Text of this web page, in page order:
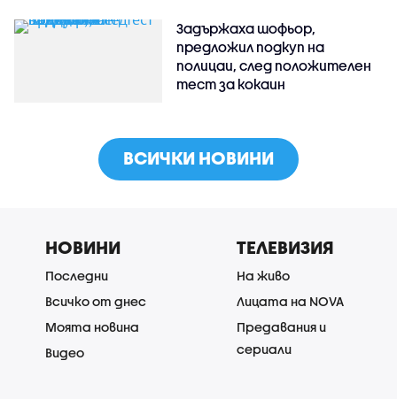
Задържаха шофьор,
предложил подкуп на
полицаи, след положителен
тест за кокаин
ВСИЧКИ НОВИНИ
НОВИНИ
Последни
Всичко от днес
Моята новина
Видео
ТЕЛЕВИЗИЯ
На живо
Лицата на NOVA
Предавания и
сериали